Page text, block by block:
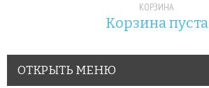
КОРЗИНА
Корзина пуста
ОТКРЫТЬ МЕНЮ